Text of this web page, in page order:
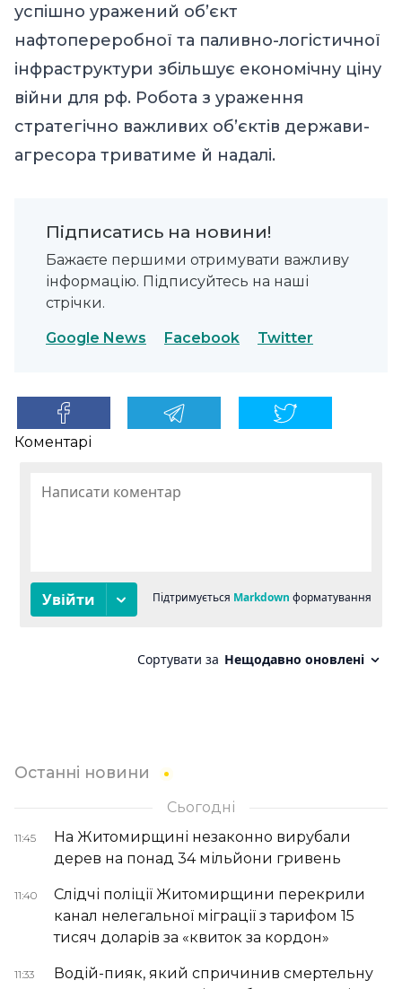
успішно уражений об’єкт
нафтопереробної та паливно-логістичної
інфраструктури збільшує економічну ціну
війни для рф. Робота з ураження
стратегічно важливих об’єктів держави-
агресора триватиме й надалі.
Підписатись на новини!
Бажаєте першими отримувати важливу
інформацію. Підписуйтесь на наші
стрічки.
Google News Facebook Twitter
Коментарі
Останні новини
Сьогодні
11:45
На Житомирщині незаконно вирубали
дерев на понад 34 мільйони гривень
11:40
Слідчі поліції Житомирщини перекрили
канал нелегальної міграції з тарифом 15
тисяч доларів за «квиток за кордон»
11:33
Водій-пияк, який спричинив смертельну